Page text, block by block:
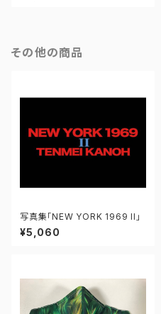
その他の商品
写真集「NEW YORK 1969 II」
¥5,060